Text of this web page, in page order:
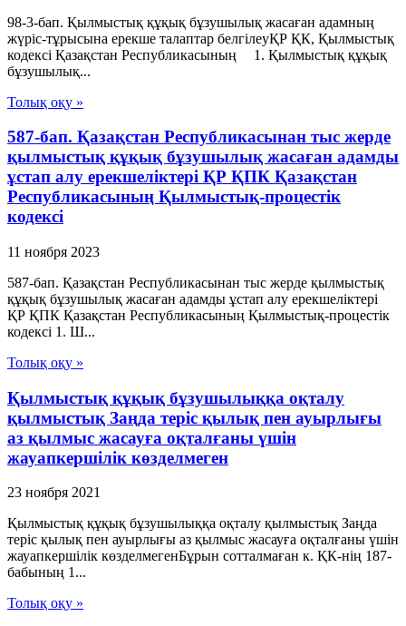
98-3-бап. Қылмыстық құқық бұзушылық жасаған адамның
жүріс-тұрысына ерекше талаптар белгілеуҚР ҚК, Қылмыстық
кодексi Қазақстан Республикасының 1. Қылмыстық құқық
бұзушылық...
Толық оқу »
587-бап. Қазақстан Республикасынан тыс жерде
қылмыстық құқық бұзушылық жасаған адамды
ұстап алу ерекшеліктері ҚР ҚПК Қазақстан
Республикасының Қылмыстық-процестік
кодексi
11 ноября 2023
587-бап. Қазақстан Республикасынан тыс жерде қылмыстық
құқық бұзушылық жасаған адамды ұстап алу ерекшеліктері
ҚР ҚПК Қазақстан Республикасының Қылмыстық-процестік
кодексi 1. Ш...
Толық оқу »
Қылмыстық құқық бұзушылыққа оқталу
қылмыстық Заңда теріс қылық пен ауырлығы
аз қылмыс жасауға оқталғаны үшін
жауапкершілік көзделмеген
23 ноября 2021
Қылмыстық құқық бұзушылыққа оқталу қылмыстық Заңда
теріс қылық пен ауырлығы аз қылмыс жасауға оқталғаны үшін
жауапкершілік көзделмегенБұрын сотталмаған к. ҚК-нің 187-
бабының 1...
Толық оқу »